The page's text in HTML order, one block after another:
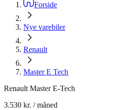
Forside
Nye varebiler
Renault
Master E Tech
Renault Master E-Tech
3.530 kr. / måned